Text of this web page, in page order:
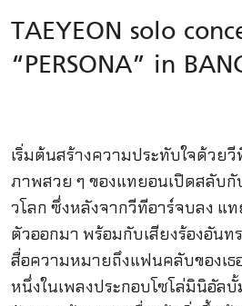
TAEYEON solo
“PERSONA” in
เริ่มต้นสร้างความประทับใจด้วยวี
ภาพสวย ๆ ของแทยอนเปิดสลับ
วโลก ซึ่งหลังจากวีทีอาร์จบลง แ
ตัวออกมา พร้อมกับเสียงร้องอันท
สื่อความหมายถึงแฟนคลับของเธอ
หนึ่งในเพลงประกอบโซโล่มินิอัลบั้